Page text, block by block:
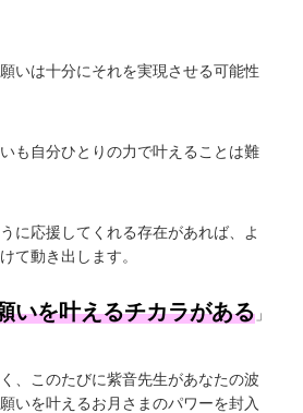
いは十分にそれを実現させる可能性
も自分ひとりの力で叶えることは難
に応援してくれる存在があれば、よ
て動き出します。
いを叶えるチカラがある 」
、このたびに紫音先生があなたの波
いを叶えるお月さまのパワーを封入